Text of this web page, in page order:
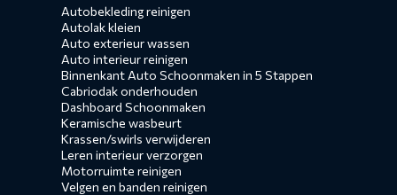
Autobekleding reinigen
Autolak kleien
Auto exterieur wassen
Auto interieur reinigen
Binnenkant Auto Schoonmaken in 5 Stappen
Cabriodak onderhouden
Dashboard Schoonmaken
Keramische wasbeurt
Krassen/swirls verwijderen
Leren interieur verzorgen
Motorruimte reinigen
Velgen en banden reinigen